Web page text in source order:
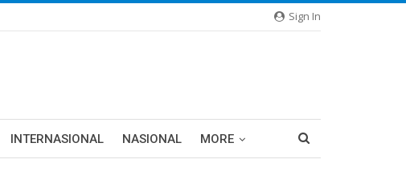
Sign In
INTERNASIONAL NASIONAL MORE